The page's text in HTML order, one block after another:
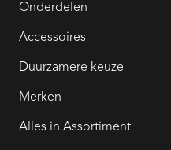
Onderdelen
Accessoires
Duurzamere keuze
Merken
Alles in Assortiment